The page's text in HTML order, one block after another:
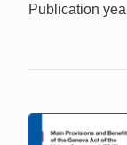
Publication